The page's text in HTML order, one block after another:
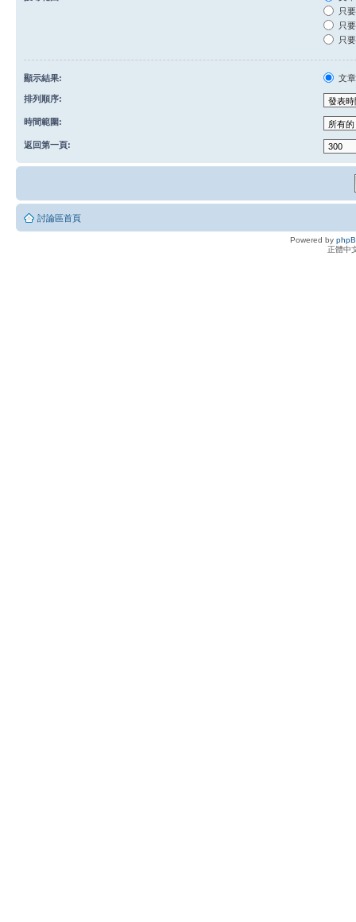
只
只
只
顯示結果: 文章
排列順序:
時間範圍:
返回第一頁:
討論區首頁
Powered by
正體中